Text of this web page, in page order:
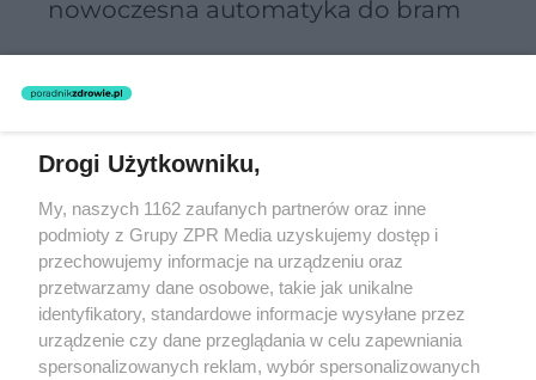
nowoczesna automatyka do bram
POPULARNE TEMATY
Drogi Użytkowniku,
My, naszych 1162 zaufanych partnerów oraz inne
podmioty z Grupy ZPR Media uzyskujemy dostęp i
przechowujemy informacje na urządzeniu oraz
przetwarzamy dane osobowe, takie jak unikalne
identyfikatory, standardowe informacje wysyłane przez
urządzenie czy dane przeglądania w celu zapewniania
spersonalizowanych reklam, wybór spersonalizowanych